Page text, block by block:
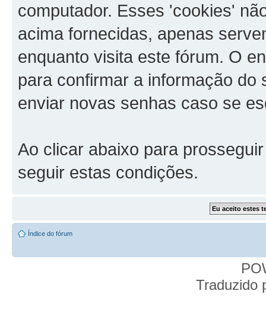
computador. Esses 'cookies'
acima fornecidas, apenas
enquanto visita este fórum. O
para confirmar a informação
enviar novas senhas caso se
Ao clicar abaixo para
seguir estas condições.
Índice do fórum
Traduzido